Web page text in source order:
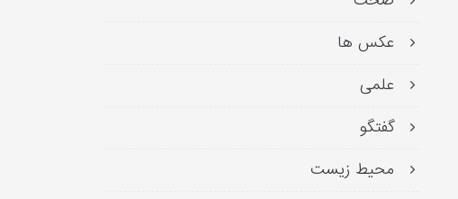
عکس ها
علمی
گفتگو
محیط زیست